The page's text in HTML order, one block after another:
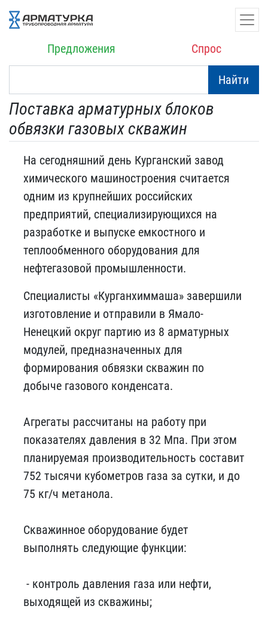
Предложения Спрос
Найти
Поставка арматурных блоков
обвязки газовых скважин
На сегодняшний день Курганский завод
химического машиностроения считается
одним из крупнейших российских
предприятий, специализирующихся на
разработке и выпуске емкостного и
теплообменного оборудования для
нефтегазовой промышленности.
Специалисты «Курганхиммаша» завершили
изготовление и отправили в Ямало-
Ненецкий округ партию из 8 арматурных
модулей, предназначенных для
формирования обвязки скважин по
добыче газового конденсата.
Агрегаты рассчитаны на работу при
показателях давления в 32 Мпа. При этом
планируемая производительность составит
752 тысячи кубометров газа за сутки, и до
75 кг/ч метанола.
Скважинное оборудование будет
выполнять следующие функции:
- контроль давления газа или нефти,
выходящей из скважины;